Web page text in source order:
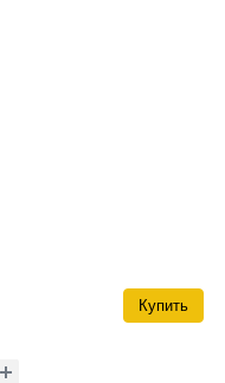
Купить